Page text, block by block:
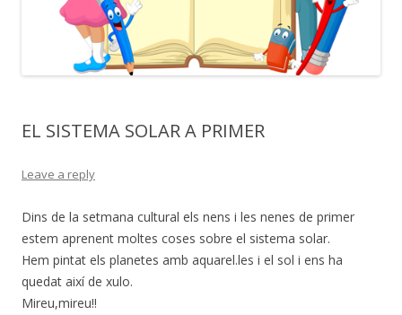
EL SISTEMA SOLAR A PRIMER
Leave a reply
Dins de la setmana cultural els nens i les nenes de primer
estem aprenent moltes coses sobre el sistema solar.
Hem pintat els planetes amb aquarel.les i el sol i ens ha
quedat així de xulo.
Mireu,mireu!!